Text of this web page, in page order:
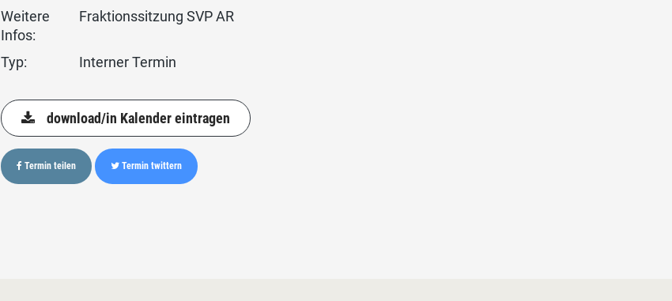
Weitere
Infos:
Fraktionssitzung SVP AR
Typ: Interner Termin
download/in Kalender eintragen
Termin teilen Termin twittern